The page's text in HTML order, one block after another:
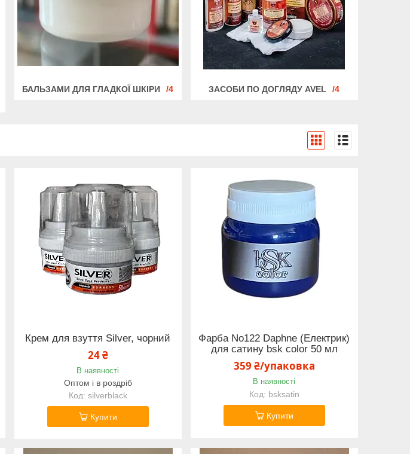
БАЛЬЗАМИ ДЛЯ ГЛАДКОЇ ШКІРИ 4 ЗАСОБИ ПО ДОГЛЯДУ AVEL 4
Крем для взуття Silver, чорний
24 ₴
В наявності
Оптом і в роздріб
silverblack
Купити
Фарба No122 Daphne (Електрик)
для сатину bsk color 50 мл
359 ₴/упаковка
В наявності
bsksatin
Купити